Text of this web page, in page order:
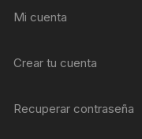
Mi cuenta
Crear tu cuenta
Recuperar contraseña